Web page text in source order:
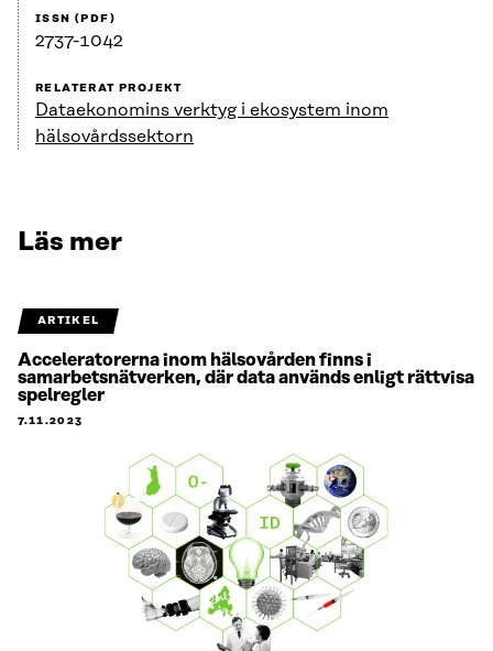
ISSN (PDF)
2737-1042
RELATERAT PROJEKT
Dataekonomins verktyg i ekosystem inom
hälsovårdssektorn
Läs mer
ARTIKEL
Acceleratorerna inom hälsovården finns i
samarbetsnätverken, där data används enligt rättvisa
spelregler
7.11.2023